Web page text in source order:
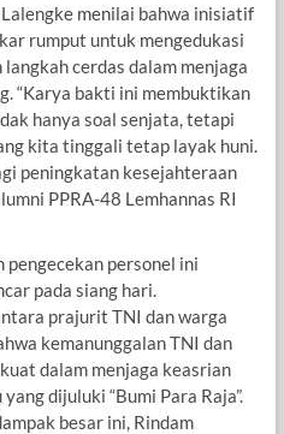
menilai bahwa inisiatif
rumput untuk mengedukasi
cerdas dalam menjaga
“Karya bakti ini membuktikan
hanya soal senjata, tetapi
kita tinggali tetap layak huni.
peningkatan kesejahteraan
PPRA-48 Lemhannas RI
pengecekan personel ini
pada siang hari.
prajurit TNI dan warga
kemanunggalan TNI dan
dalam menjaga keasrian
dijuluki “Bumi Para Raja”.
besar ini, Rindam